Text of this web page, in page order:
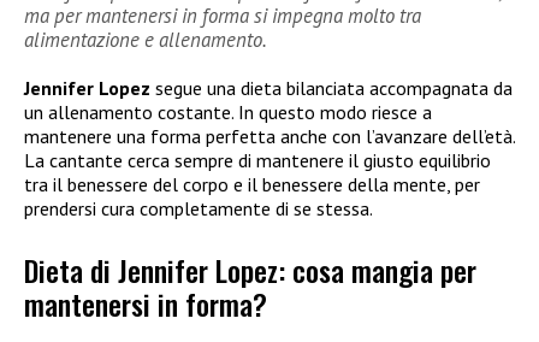
ma per mantenersi in forma si impegna molto tra
alimentazione e allenamento.
Jennifer Lopez segue una dieta bilanciata accompagnata da
un allenamento costante. In questo modo riesce a
mantenere una forma perfetta anche con l’avanzare dell’età.
La cantante cerca sempre di mantenere il giusto equilibrio
tra il benessere del corpo e il benessere della mente, per
prendersi cura completamente di se stessa.
Dieta di Jennifer Lopez: cosa mangia per
mantenersi in forma?